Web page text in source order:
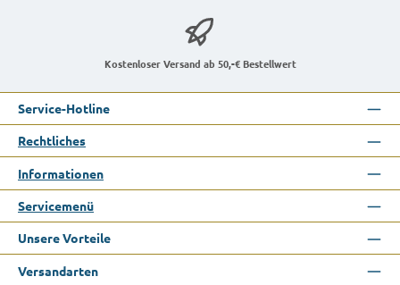
Kostenloser Versand ab 50,-€ Bestellwert
Service-Hotline
Rechtliches
Informationen
Servicemenü
Unsere Vorteile
Versandarten